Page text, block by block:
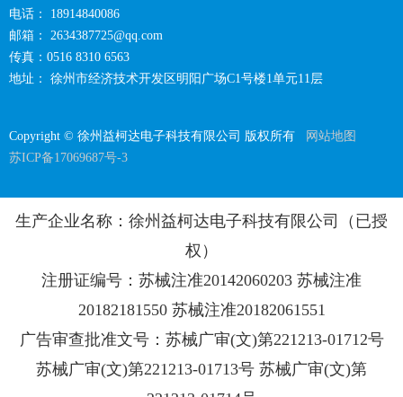
电话： 18914840086
邮箱：
2634387725@qq.com
传真：0516 8310 6563
地址： 徐州市经济技术开发区明阳广场C1号楼1单元11层
Copyright © 徐州益柯达电子科技有限公司 版权所有 网站地图
苏ICP备17069687号-3
生产企业名称：徐州益柯达电子科技有限公司（已授
权）
注册证编号：苏械注准20142060203 苏械注准
20182181550 苏械注准20182061551
广告审查批准文号：苏械广审(文)第221213-01712号
苏械广审(文)第221213-01713号 苏械广审(文)第